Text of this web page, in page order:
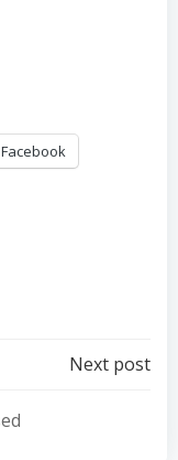
Facebook
Next post